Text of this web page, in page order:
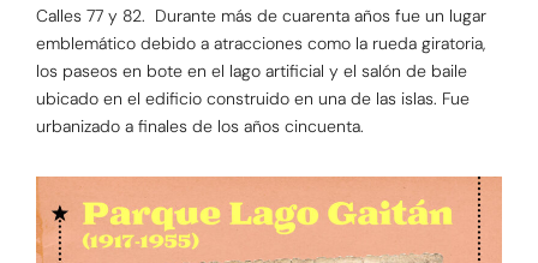
Calles 77 y 82. Durante más de cuarenta años fue un lugar
emblemático debido a atracciones como la rueda giratoria,
los paseos en bote en el lago artificial y el salón de baile
ubicado en el edificio construido en una de las islas. Fue
urbanizado a finales de los años cincuenta.